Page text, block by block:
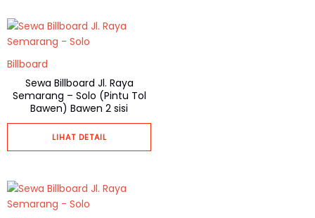
Billboard
Sewa Billboard Jl. Raya
Semarang – Solo (Pintu Tol
Bawen) Bawen 2 sisi
LIHAT DETAIL